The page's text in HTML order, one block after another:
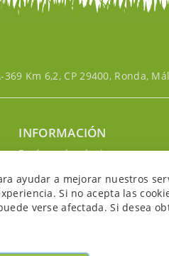
Km 6,2, CP 29400, Ronda,
INFORMACIÓN
Envíos y devoluciones
Política de cookies
Aviso legal y condiciones
ayudar a mejorar nuestros
Si no acepta las
verse afectada. Si desea